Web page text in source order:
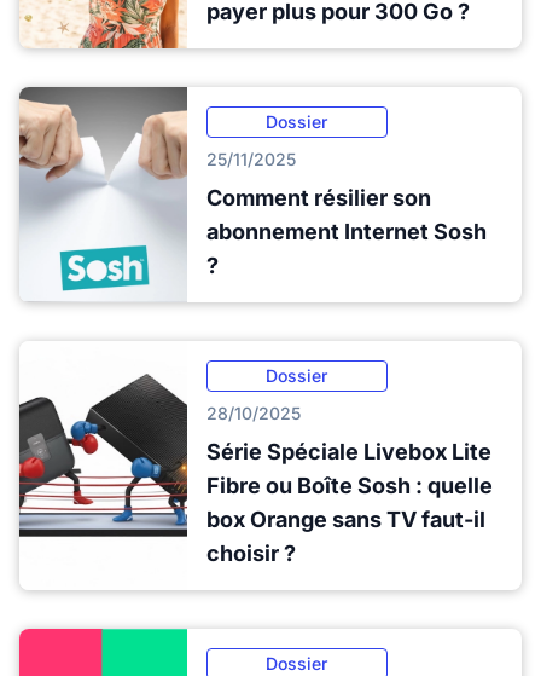
payer plus pour 300 Go ?
Dossier
25/11/2025
Comment résilier son
abonnement Internet Sosh
?
Dossier
28/10/2025
Série Spéciale Livebox Lite
Fibre ou Boîte Sosh : quelle
box Orange sans TV faut-il
choisir ?
Dossier